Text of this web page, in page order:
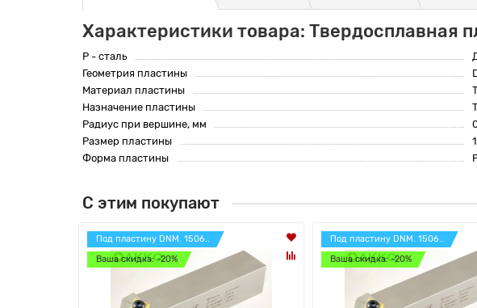
Характеристики товара: Твердосплавная
P - сталь
Геометрия пластины
Материал пластины
Назначение пластины
Радиус при вершине, мм
Размер пластины
Форма пластины
С этим покупают
Под пластину DNM. 1506..
Ваша скидка: -20%
Под пластину DNM. 1506..
Ваша скидка: -20%